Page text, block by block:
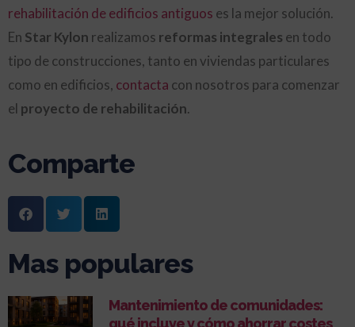
rehabilitación de edificios antiguos es la mejor solución.
En Star Kylon realizamos reformas integrales en todo
tipo de construcciones, tanto en viviendas particulares
como en edificios, contacta con nosotros para comenzar
el proyecto de rehabilitación.
Comparte
Mas populares
Mantenimiento de comunidades:
qué incluye y cómo ahorrar costes